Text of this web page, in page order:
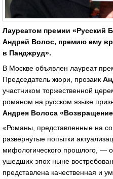
Лауреатом премии «Русский
Андрей Волос, премию ему
в Панджруд».
В Москве объявлен лауреат
Председатель жюри, прозаик
участником торжественной
романом на русском языке
Андрея Волоса
«Романы, представленные на
развернутые попытки
мифологического прошлого,
ушедших эпох ныне
представлена качественная и